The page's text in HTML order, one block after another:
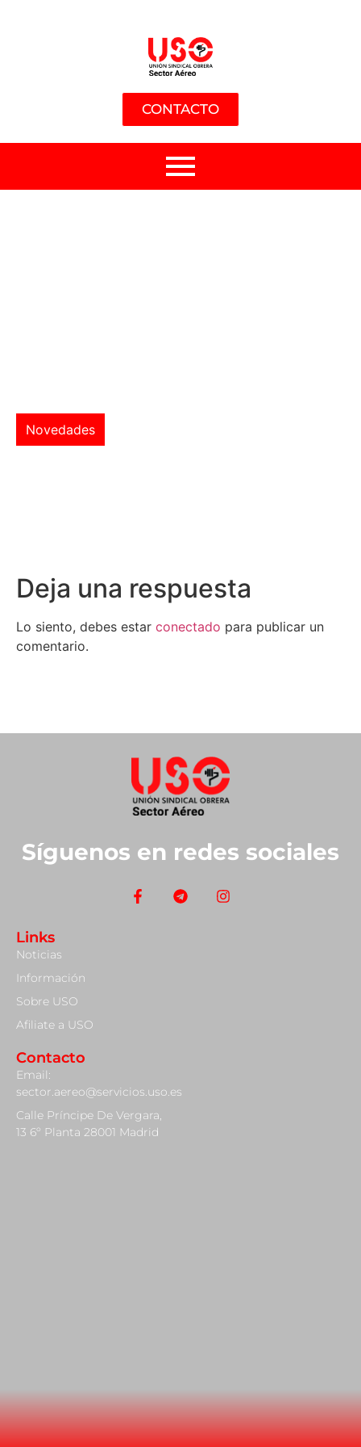
CONTACTO
Novedades
Deja una respuesta
Lo siento, debes estar conectado para publicar un
comentario.
Síguenos en redes sociales
Links
Noticias
Información
Sobre USO
Afiliate a USO
Contacto
Email:
sector.aereo@servicios.uso.es
Calle Príncipe De Vergara,
13 6º Planta 28001 Madrid